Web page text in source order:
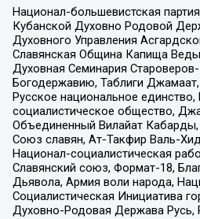
Национал-большевистская
Кубанской Духовно Родовой
Духовного Управления
Славянская Община Капища
Духовная Семинария
Богодержавию, Таблиги
Русское национальное
социалистическое общество,
Объединенный Вилайат Кабарды,
Союз славян, Ат-Такфир Валь-
Национал-социалистическая
Славянский союз, Формат-18,
Дьявола, Армия воли народа,
Социалистическая Инициатива
Духовно-Родовая Держава Русь,